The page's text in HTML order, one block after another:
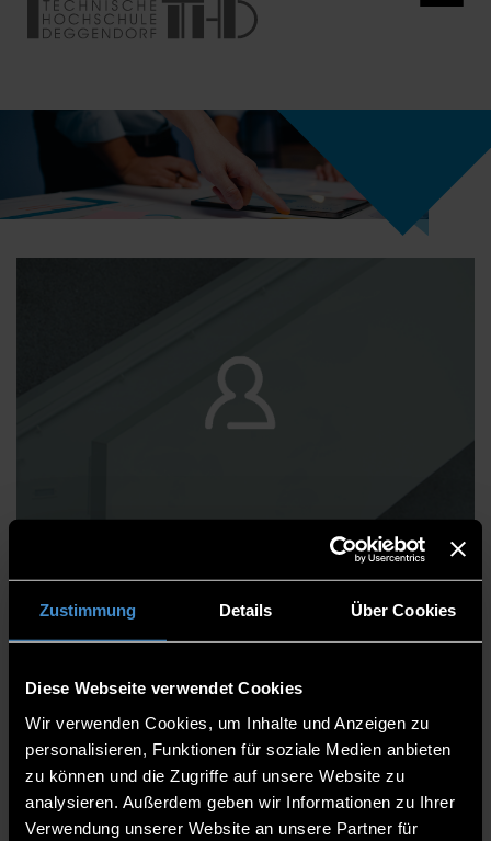
Zustimmung Details Über Cookies
Diese Webseite verwendet Cookies
Wir verwenden Cookies, um Inhalte und Anzeigen zu
personalisieren, Funktionen für soziale Medien anbieten
zu können und die Zugriffe auf unsere Website zu
analysieren. Außerdem geben wir Informationen zu Ihrer
Verwendung unserer Website an unsere Partner für
Andreas Popp, M.Sc.
Institute
Institut ProtectIT
Laboringenieur
Laboringenieur